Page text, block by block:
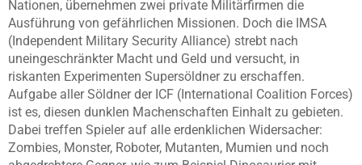
Nationen, übernehmen zwei private Militärfirmen die
Ausführung von gefährlichen Missionen. Doch die IMSA
(Independent Military Security Alliance) strebt nach
uneingeschränkter Macht und Geld und versucht, in
riskanten Experimenten Supersöldner zu erschaffen.
Aufgabe aller Söldner der ICF (International Coalition Forces)
ist es, diesen dunklen Machenschaften Einhalt zu gebieten.
Dabei treffen Spieler auf alle erdenklichen Widersacher:
Zombies, Monster, Roboter, Mutanten, Mumien und noch